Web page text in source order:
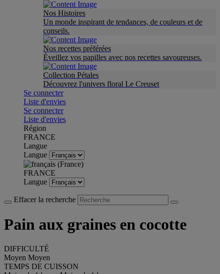
Nos Histoires
Un monde inspirant de tendances, de couleurs et de
conseils.
Nos recettes préférées
Éveillez vos papilles avec nos recettes savoureuses.
Collection Pétales
Découvrez l'univers floral Le Creuset
Se connecter
Liste d'envies
Se connecter
Liste d'envies
Région
FRANCE
Langue
Langue
FRANCE
Langue
Effacer la recherche
Pain aux graines en cocotte
DIFFICULTÉ
Moyen Moyen
TEMPS DE CUISSON